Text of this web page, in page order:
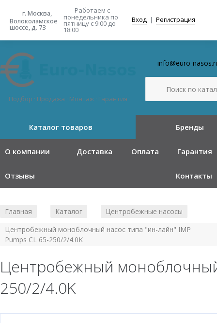
г. Москва,
Волоколамское
шоссе, д. 73
Работаем с
понедельника по
пятницу с 9:00 до
18:00
Вход | Регистрация
Подбор · Продажа · Монтаж · Гарантия
info@euro-
Каталог товаров Бренды
О компании Доставка Оплата Гарантия
Отзывы Контакты
Главная Каталог Центробежные насосы
Центробежный моноблочный насос типа "ин-лайн" IMP
Pumps CL 65-250/2/4.0K
Центробежный моноблочный
250/2/4.0K